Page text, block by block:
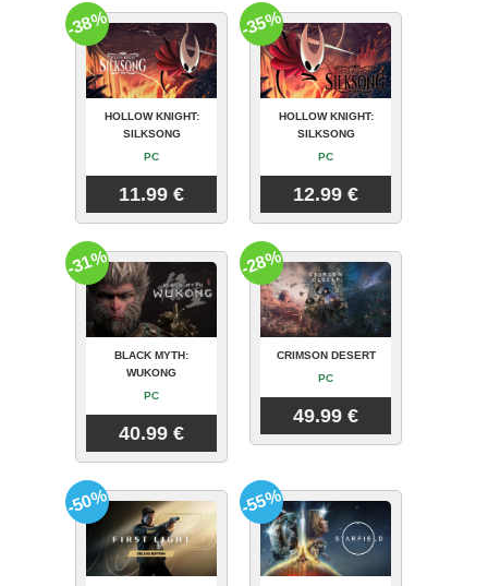
HOLLOW KNIGHT:
SILKSONG
PC
11.99 €
-38%
HOLLOW KNIGHT:
SILKSONG
PC
12.99 €
-35%
BLACK MYTH:
WUKONG
PC
40.99 €
-31%
CRIMSON DESERT
PC
49.99 €
-28%
-50% -55%